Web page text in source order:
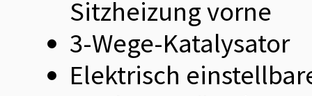
Sitzheizung vorne
3-Wege-Katalysator
Elektrisch